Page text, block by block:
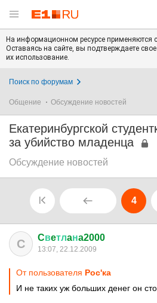
На информационном ресурсе применяются
Оставаясь на сайте, вы подтверждаете свое
их использование.
Поиск по форумам
Общение Обсуждение новостей
Екатеринбургской
за убийство младенца
Обсуждение новостей
4
C Cвeтлaнa2000
13:07, 22.12.2009
От пользователя Рос'ка
И не таких уж больших денег он